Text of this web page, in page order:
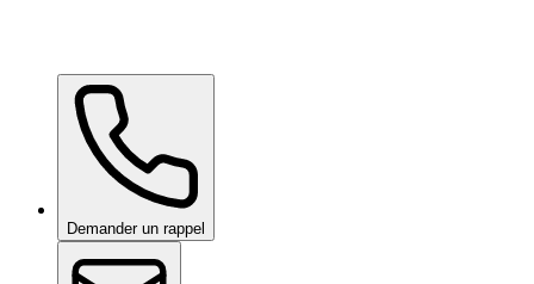
Ceramic Pro Shampoosur demande
Demander un rappel